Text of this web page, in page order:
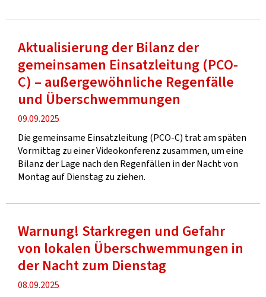
Aktualisierung der Bilanz der
gemeinsamen Einsatzleitung (PCO-
C) – außergewöhnliche Regenfälle
und Überschwemmungen
Veröffentlichung
09.09.2025
Die gemeinsame Einsatzleitung (PCO-C) trat am späten
Vormittag zu einer Videokonferenz zusammen, um eine
Bilanz der Lage nach den Regenfällen in der Nacht von
Montag auf Dienstag zu ziehen.
Warnung! Starkregen und Gefahr
von lokalen Überschwemmungen in
der Nacht zum Dienstag
Veröffentlichung
08.09.2025